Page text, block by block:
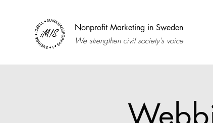
Nonprofit Marketing in Sweden
We strengthen civil society's voice